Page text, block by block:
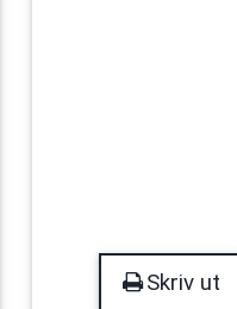
Skriv ut